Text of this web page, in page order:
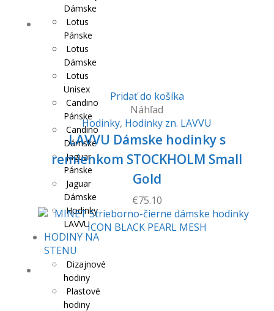
Dámske
Lotus
Pánske
Lotus
Dámske
Lotus
Unisex
Candino
Pánske
Candino
Dámske
Jaguar
Pánske
Jaguar
Dámske
Hodinky
LAVVU
HODINY NA
STENU
Dizajnové
hodiny
Plastové
hodiny
Pridať do košíka
Náhľad
Hodinky, Hodinky zn. LAVVU
LAVVU Dámske hodinky s
remienkom STOCKHOLM Small
Gold
€75.10